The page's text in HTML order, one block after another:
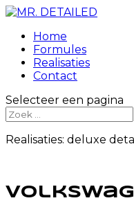
Home
Formules
Realisaties
Contact
Selecteer een pagina
Realisaties: deluxe